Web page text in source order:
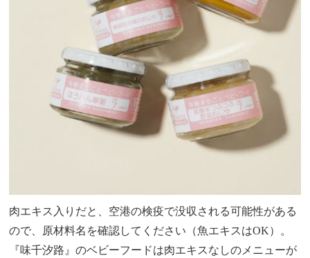
肉エキス入りだと、空港の検疫で没収される可能性がある
ので、原材料名を確認してください（魚エキスはOK）。
『味千汐路』のベビーフードは肉エキスなしのメニューが